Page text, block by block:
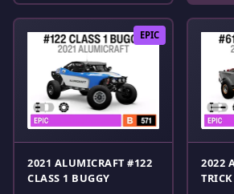
EPIC
2021 ALUMICRAFT #122
CLASS 1 BUGGY
2022